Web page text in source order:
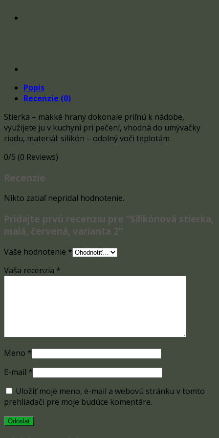
Popis
Recenzie (0)
Stierka – mäkké hrany dokonale priľnú k nádobe,
využijete ju v kuchyni pri pečení, vhodná do umývačky
riadu, materiál: silikón – odolný voči teplotám
0/5 (0 Reviews)
Recenzie
Nikto zatiaľ nepridal hodnotenie.
Pridajte prvú recenziu pre “Silikónová stierka,
malá, červená, varianta 2”
Vaše hodnotenie *
Vaša recenzia *
Meno *
E-mail *
Uložiť moje meno, e-mail a webovú stránku v tomto
prehliadači pre moje budúce komentáre.